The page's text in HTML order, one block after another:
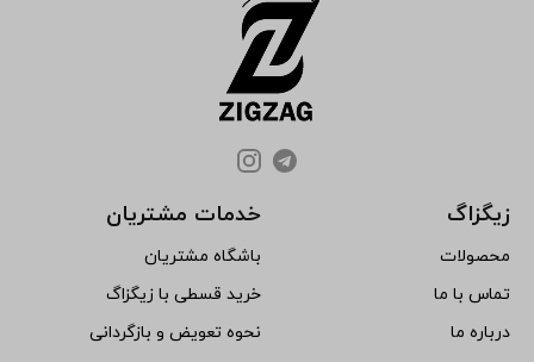
زیگزاگ
محصولات
تماس با ما
درباره ما
خدمات مشتریان
باشگاه مشتریان
خرید قسطی با زیگزاگ
نحوه تعویض و بازگردانی